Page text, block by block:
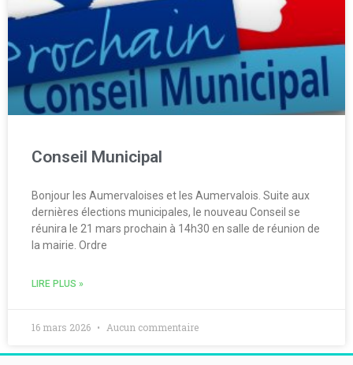
Conseil Municipal
Bonjour les Aumervaloises et les Aumervalois. Suite aux
dernières élections municipales, le nouveau Conseil se
réunira le 21 mars prochain à 14h30 en salle de réunion de
la mairie. Ordre
LIRE PLUS »
16 mars 2026 Aucun commentaire